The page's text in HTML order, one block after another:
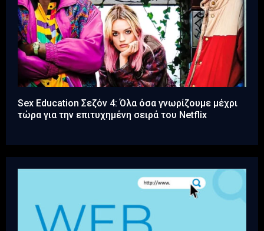
Sex Education Σεζόν 4: Όλα όσα γνωρίζουμε μέχρι
τώρα για την επιτυχημένη σειρά του Netflix